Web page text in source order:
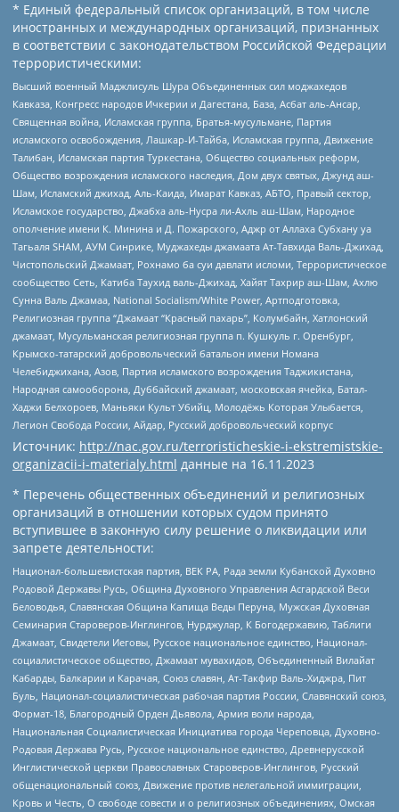
* Единый федеральный список организаций, в том числе
иностранных и международных организаций, признанных
в соответствии с законодательством Российской Федерации
террористическими:
Высший военный Маджлисуль Шура Объединенных сил моджахедов
Кавказа, Конгресс народов Ичкерии и Дагестана, База, Асбат аль-Ансар,
Священная война, Исламская группа, Братья-мусульмане, Партия
исламского освобождения, Лашкар-И-Тайба, Исламская группа, Движение
Талибан, Исламская партия Туркестана, Общество социальных реформ,
Общество возрождения исламского наследия, Дом двух святых, Джунд аш-
Шам, Исламский джихад, Аль-Каида, Имарат Кавказ, АБТО, Правый сектор,
Исламское государство, Джабха аль-Нусра ли-Ахль аш-Шам, Народное
ополчение имени К. Минина и Д. Пожарского, Аджр от Аллаха Субхану уа
Тагьаля SHAM, АУМ Синрике, Муджахеды джамаата Ат-Тавхида Валь-Джихад,
Чистопольский Джамаат, Рохнамо ба суи давлати исломи, Террористическое
сообщество Сеть, Катиба Таухид валь-Джихад, Хайят Тахрир аш-Шам, Ахлю
Сунна Валь Джамаа, National Socialism/White Power, Артподготовка,
Религиозная группа “Джамаат “Красный пахарь”, Колумбайн, Хатлонский
джамаат, Мусульманская религиозная группа п. Кушкуль г. Оренбург,
Крымско-татарский добровольческий батальон имени Номана
Челебиджихана, Азов, Партия исламского возрождения Таджикистана,
Народная самооборона, Дуббайский джамаат, московская ячейка, Батал-
Хаджи Белхороев, Маньяки Культ Убийц, Молодёжь Которая Улыбается,
Легион Свобода России, Айдар, Русский добровольческий корпус
Источник: http://nac.gov.ru/terroristicheskie-i-ekstremistskie-
organizacii-i-materialy.html данные на 16.11.2023
* Перечень общественных объединений и религиозных
организаций в отношении которых судом принято
вступившее в законную силу решение о ликвидации или
запрете деятельности:
Национал-большевистская партия, ВЕК РА, Рада земли Кубанской Духовно
Родовой Державы Русь, Община Духовного Управления Асгардской Веси
Беловодья, Славянская Община Капища Веды Перуна, Мужская Духовная
Семинария Староверов-Инглингов, Нурджулар, К Богодержавию, Таблиги
Джамаат, Свидетели Иеговы, Русское национальное единство, Национал-
социалистическое общество, Джамаат мувахидов, Объединенный Вилайат
Кабарды, Балкарии и Карачая, Союз славян, Ат-Такфир Валь-Хиджра, Пит
Буль, Национал-социалистическая рабочая партия России, Славянский союз,
Формат-18, Благородный Орден Дьявола, Армия воли народа,
Национальная Социалистическая Инициатива города Череповца, Духовно-
Родовая Держава Русь, Русское национальное единство, Древнерусской
Инглистической церкви Православных Староверов-Инглингов, Русский
общенациональный союз, Движение против нелегальной иммиграции,
Кровь и Честь, О свободе совести и о религиозных объединениях, Омская